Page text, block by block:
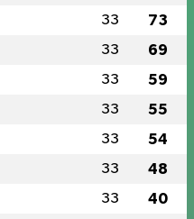
33 73
33 69
33 59
33 55
33 54
33 48
33 40